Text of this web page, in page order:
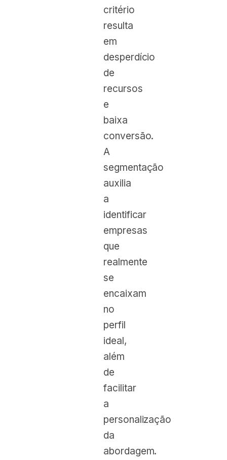
critério
resulta
em
desperdício
de
recursos
e
baixa
conversão.
A
segmentação
auxilia
a
identificar
empresas
que
realmente
se
encaixam
no
perfil
ideal,
além
de
facilitar
a
personalização
da
abordagem.